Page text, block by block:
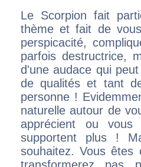
Le Scorpion fait
thème et fait de
perspicacité,
parfois destructrice,
d'une audace qui
de qualités et tant
personne !
naturelle autour de
apprécient ou
supportent plus !
souhaitez. Vous